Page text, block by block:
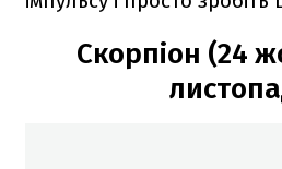
Скорпіон (24